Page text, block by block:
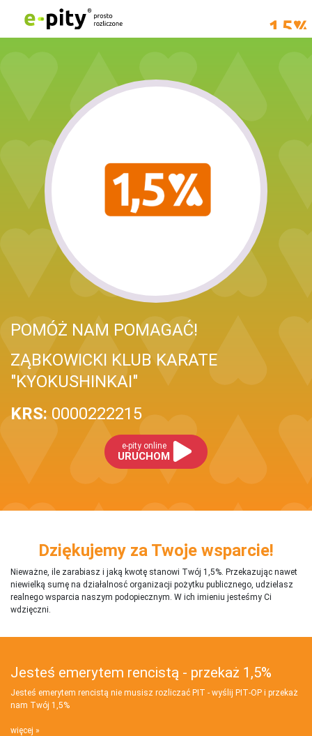
POMÓŻ NAM POMAGAĆ!
ZĄBKOWICKI KLUB KARATE
"KYOKUSHINKAI"
KRS: 0000222215
e-pity online
URUCHOM
Dziękujemy za Twoje wsparcie!
Nieważne, ile zarabiasz i jaką kwotę stanowi Twój 1,5%. Przekazując nawet
niewielką sumę na działalnosć organizacji pożytku publicznego, udzielasz
realnego wsparcia naszym podopiecznym. W ich imieniu jesteśmy Ci
wdzięczni.
Jesteś emerytem rencistą - przekaż 1,5%
Jesteś emerytem rencistą nie musisz rozliczać PIT - wyślij PIT‑OP i przekaż
nam Twój 1,5%
więcej